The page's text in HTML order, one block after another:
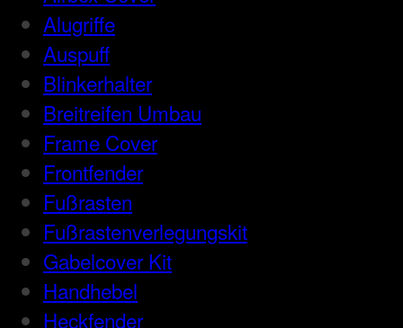
Alugriffe
Auspuff
Blinkerhalter
Breitreifen Umbau
Frame Cover
Frontfender
Fußrasten
Fußrastenverlegungskit
Gabelcover Kit
Handhebel
Heckfender